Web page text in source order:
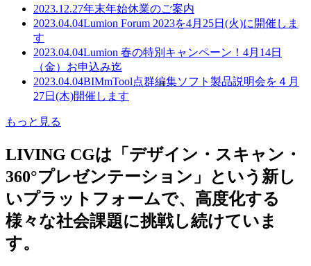
2023.12.27年末年始休業のご案内
2023.04.04Lumion Forum 2023を4月25日(火)に開催しま
す
2023.04.04Lumion 春の特別キャンペーン！4月14日
（金）お申込み迄
2023.04.04BIMmTool点群編集ソフト製品説明会を４月
27日(木)開催します
もっと見る
LIVING CGは「デザイン・スキャン・
360°プレゼンテーション」という新し
いプラットフォームで、高度化する
様々な社会課題に挑戦し続けていま
す。